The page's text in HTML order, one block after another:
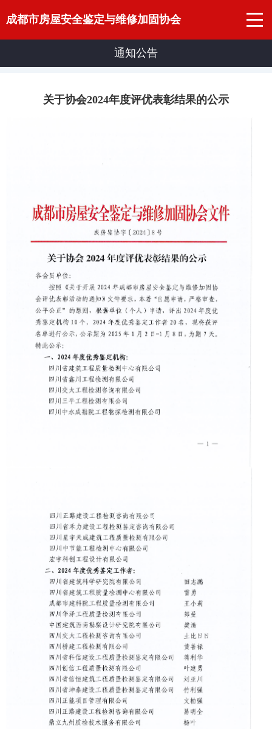
成都市房屋安全鉴定与维修加固协会
通知公告
关于协会2024年度评优表彰结果的公示